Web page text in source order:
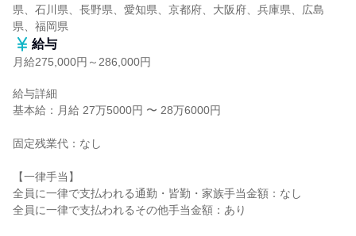
県、石川県、長野県、愛知県、京都府、大阪府、兵庫県、広島
県、福岡県
給与
月給275,000円～286,000円
給与詳細
基本給：月給 27万5000円 〜 28万6000円
固定残業代：なし
【一律手当】
全員に一律で支払われる通勤・皆勤・家族手当金額：なし
全員に一律で支払われるその他手当金額：あり